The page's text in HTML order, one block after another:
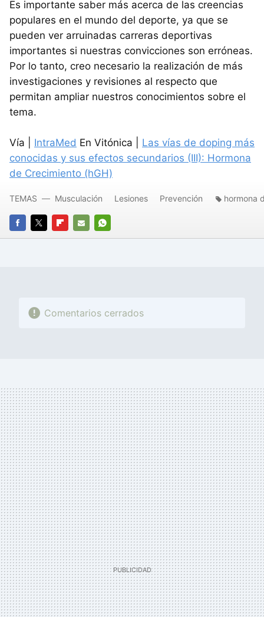
Es importante saber más acerca de las creencias
populares en el mundo del deporte, ya que se
pueden ver arruinadas carreras deportivas
importantes si nuestras convicciones son erróneas.
Por lo tanto, creo necesario la realización de más
investigaciones y revisiones al respecto que
permitan ampliar nuestros conocimientos sobre el
tema.
Vía | IntraMed En Vitónica | Las vías de doping más
conocidas y sus efectos secundarios (III): Hormona
de Crecimiento (hGH)
FACEBOOK
TWITTERFLIPBOARD
E-
WHATSAPP
TEMAS Musculación Lesiones Prevención hormona
Comentarios cerrados